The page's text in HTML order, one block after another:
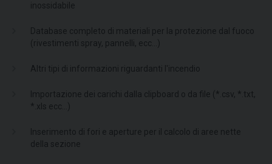
inossidabile
Database completo di materiali per la protezione dal fuoco
(rivestimenti spray, pannelli, ecc...)
Altri tipi di informazioni riguardanti l'incendio
Importazione dei carichi dalla clipboard o da file (*.csv, *.txt,
*.xls ecc...)
Inserimento di fori e aperture per il calcolo di aree nette
della sezione